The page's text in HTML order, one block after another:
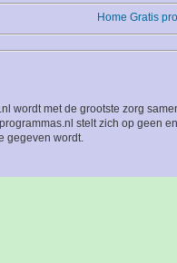
Home Gratis
wordt met de grootste zorg
stelt zich op geen
gegeven wordt.